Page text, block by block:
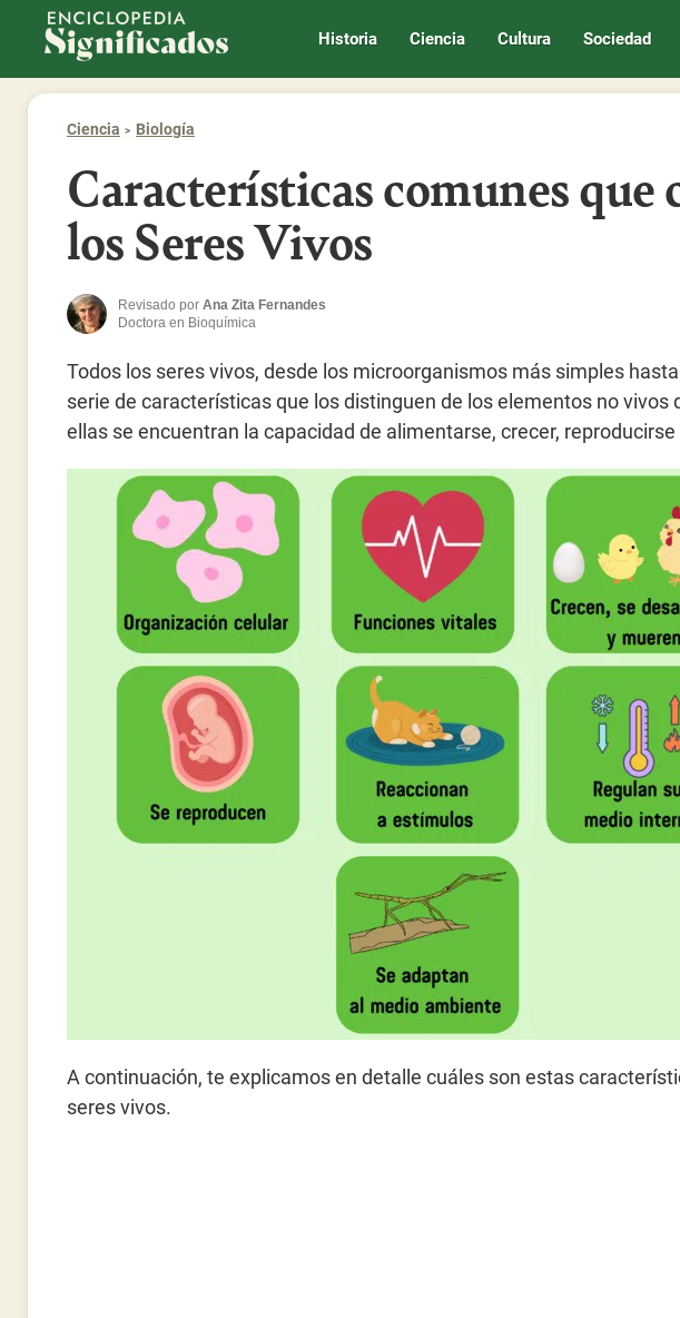
Enciclopedia Significados
Historia Ciencia Cultura Sociedad
Ciencia Biología
Características comunes
los Seres Vivos
Revisado por Ana Zita Fernandes
Doctora en Bioquímica
Todos los seres vivos, desde los microorganismos más simples
serie de características que los distinguen de los elementos no vivos
ellas se encuentran la capacidad de alimentarse, crecer,
A continuación, te explicamos en detalle cuáles son estas
seres vivos.